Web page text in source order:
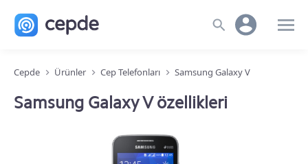
Cepde Ürünler Cep Telefonları Samsung Galaxy V
Samsung Galaxy V özellikleri